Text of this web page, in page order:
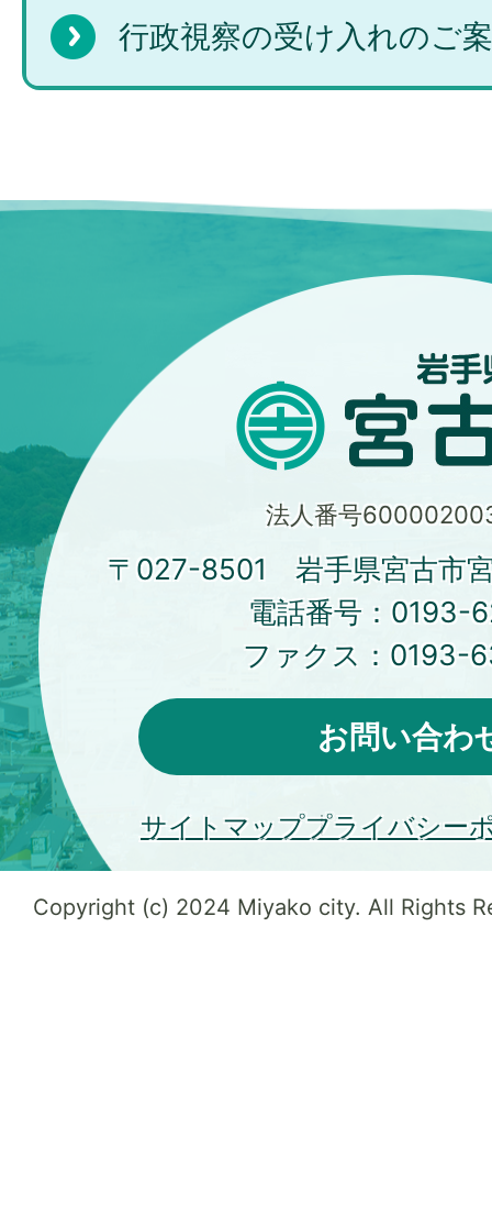
行政視察の受け入れのご
法人番号
〒027-8501 岩手県宮古市
電話番号： 0193-
ファクス： 0193-
お問い合わ
サイトマッププライバシー
Copyright (c) 2024 Miyako city. All Rights